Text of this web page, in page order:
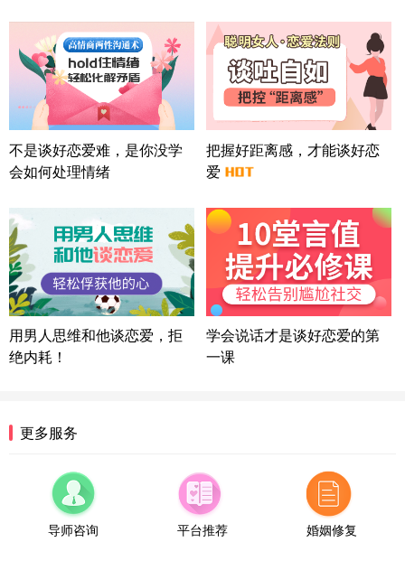
方案
湖北-武汉 135****7410
41分钟前
微信用户 困困魚? 通过此页面咨询，已获得专属情感
方案
陕西-西安 139****6283
3分钟前
微信用户 喜欢下雨天^ 通过此页面咨询，已获得专属
情感方案
浙江-宁波 150****8921
湖南-长沙 187****3359
18分钟前
微信用户 超 通过此页面咨询，已获得专属情感方案
福建-厦门 159****4462
53分钟前
感方案
山东-青岛 138****9975
上海-黄浦 135****7601
24分钟前
微信用户 墨笙 通过此页面咨询，已获得专属情感方
不是谈好恋爱难，是你没学
会如何处理情绪
把握好距离感，才能谈好恋
爱
用男人思维和他谈恋爱，拒
绝内耗！
学会说话才是谈好恋爱的第
一课
更多服务
导师咨询 平台推荐 婚姻修复